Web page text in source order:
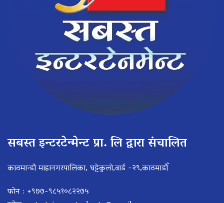
सबस्त इन्टरटेन्मेन्ट प्रा. लि द्वारा संचालित
काठमान्डौ माहानगरपालिका, घट्टेकुलो,वार्ड -२९,काठमाडौँ
फोन : +९७७-९८५१०८२२७५